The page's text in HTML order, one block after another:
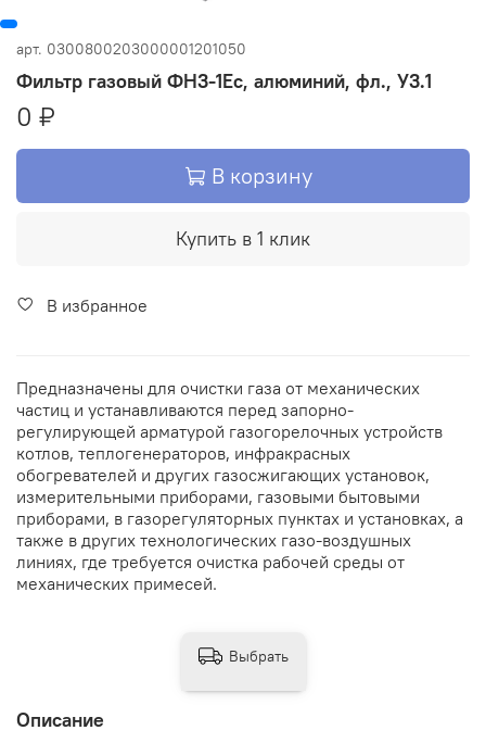
арт. 0300800203000001201050
Фильтр газовый ФН3-1Ес, алюминий, фл., У3.1
0 ₽
В корзину
Купить в 1 клик
В избранное
Предназначены для очистки газа от механических
частиц и устанавливаются перед запорно-
регулирующей арматурой газогорелочных устройств
котлов, теплогенераторов, инфракрасных
обогревателей и других газосжигающих установок,
измерительными приборами, газовыми бытовыми
приборами, в газорегуляторных пунктах и установках, а
также в других технологических газо-воздушных
линиях, где требуется очистка рабочей среды от
механических примесей.
Описание
Выбрать